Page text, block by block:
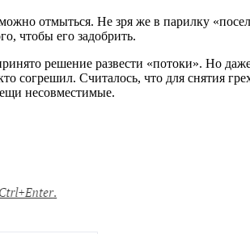
отмыться. Не зря же в парилку
чтобы его задобрить.
решение развести «потоки». Но
согрешил. Считалось, что для снятия
несовместимые.